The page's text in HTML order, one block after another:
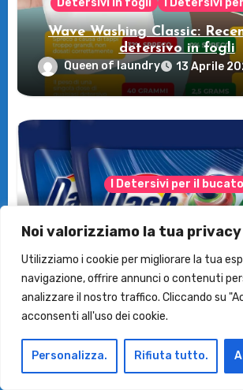
Noi valorizziamo la tua privacy
Utilizziamo i cookie per migliorare la tua
navigazione, offrire annunci o contenuti
analizzare il nostro traffico. Cliccando su
acconsenti all'uso dei cookie.
Personalizza. Rifiuta tutto.
Wave Washing Classic:
detersivo in fogli
Queen of laundry 13 Aprile
I Detersivi per il bucato
Igienizzante per Capi